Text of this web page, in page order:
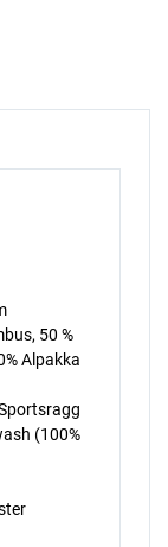
50 %
Alpakka
(100%